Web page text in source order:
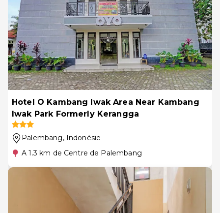
Hotel O Kambang Iwak Area Near Kambang
Iwak Park Formerly Kerangga
Palembang, Indonésie
A 1.3 km de Centre de Palembang